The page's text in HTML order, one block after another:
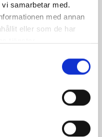
samarbetar med.
med annan
eller som de har